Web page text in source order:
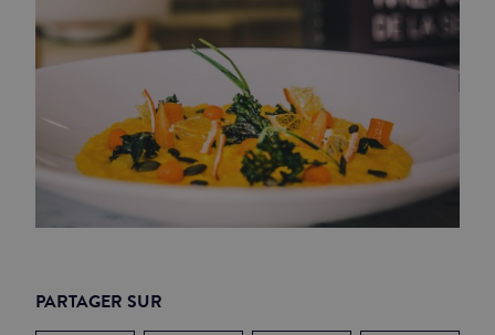
PARTAGER SUR